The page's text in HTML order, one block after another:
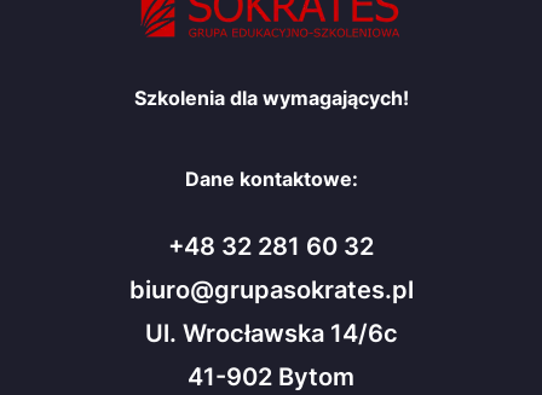
Szkolenia dla wymagających!
Dane kontaktowe:
+48 32 281 60 32
biuro@grupasokrates.pl
Ul. Wrocławska 14/6c
41-902 Bytom